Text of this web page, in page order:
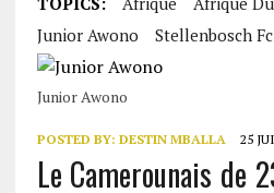
Junior Awono
Stellenbosch Fc
Junior Awono
POSTED BY: DESTIN MBALLA 25
Le Camerounais de